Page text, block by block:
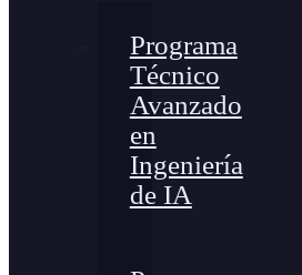
Programa
Técnico
Avanzado
en
Ingeniería
de IA